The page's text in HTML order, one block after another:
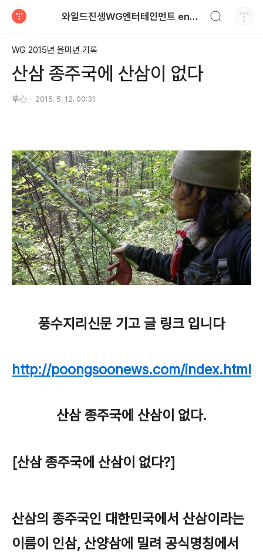
와일드진생WG엔터테인먼트 entertainment
WG 2015년 을미년 기록
산삼 종주국에 산삼이 없다
草心 2015. 5. 12. 00:31
풍수지리신문 기고 글 링크 입니다
http://poongsoonews.com/index.html
산삼 종주국에 산삼이 없다.
[산삼 종주국에 산삼이 없다?]
산삼의 종주국인 대한민국에서 산삼이라는
이름이 인삼, 산양삼에 밀려 공식명칭에서